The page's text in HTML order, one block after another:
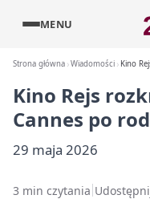
MENU
Strona główna Wiadomości Kino
Kino Rejs
Cannes po
29 maja 2026
3 min czytania